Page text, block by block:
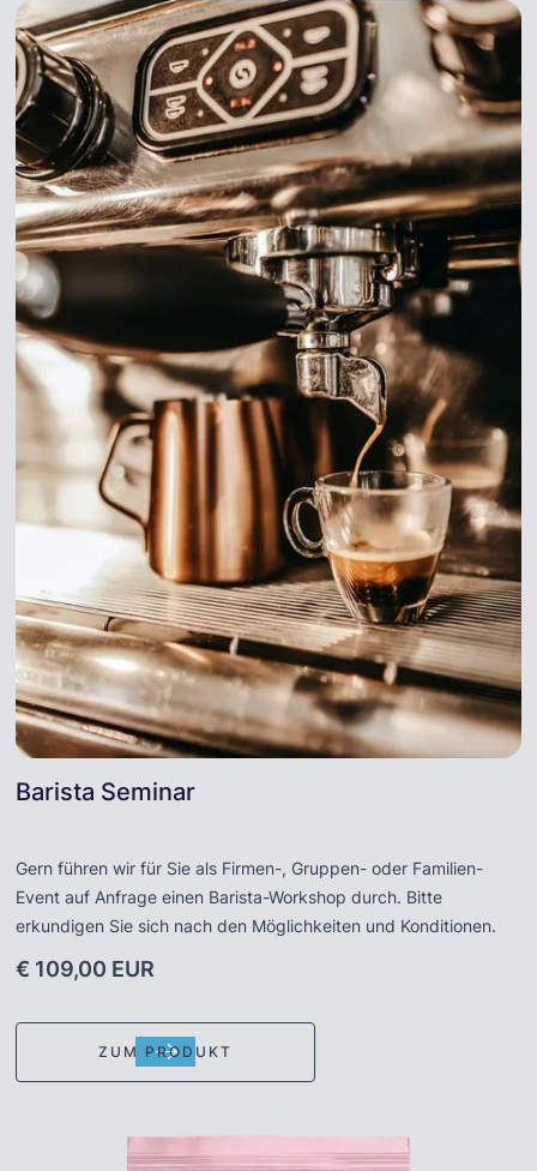
"regionalen" Kaffeegenuss.
Barista Seminar
Gern führen wir für Sie als Firmen-, Gruppen- oder Familien-
Event auf Anfrage einen Barista-Workshop durch. Bitte
erkundigen Sie sich nach den Möglichkeiten und Konditionen.
€ 109,00 EUR
ZUM PRODUKT